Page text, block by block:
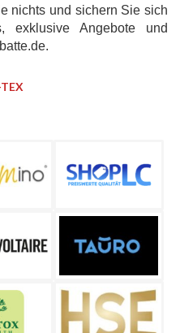
nichts und sichern Sie sich
exklusive Angebote und